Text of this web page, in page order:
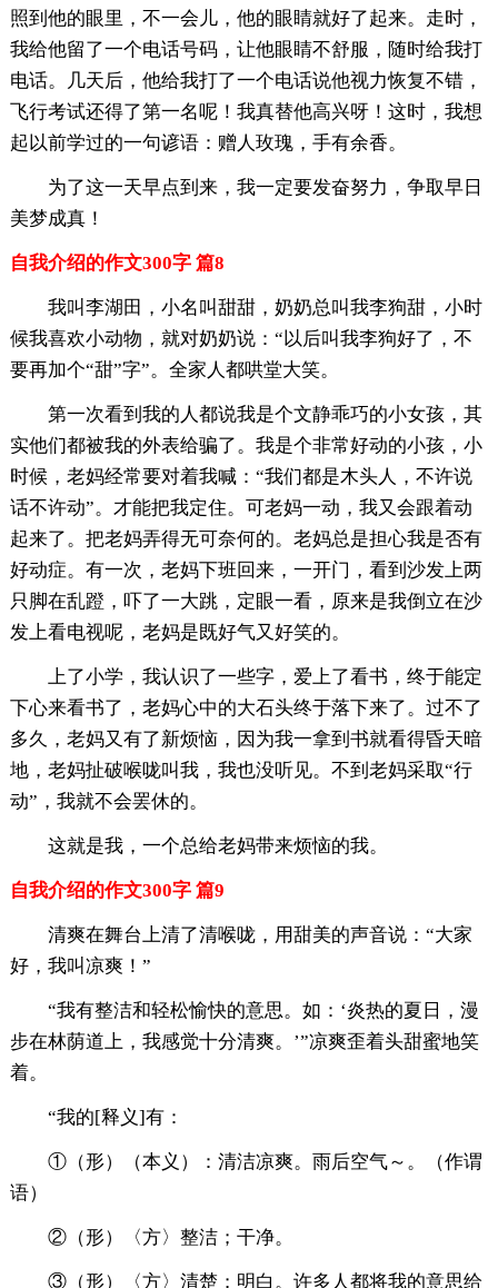
照到他的眼里，不一会儿，他的眼睛就好了起来。走时，
我给他留了一个电话号码，让他眼睛不舒服，随时给我打
电话。几天后，他给我打了一个电话说他视力恢复不错，
飞行考试还得了第一名呢！我真替他高兴呀！这时，我想
起以前学过的一句谚语：赠人玫瑰，手有余香。
为了这一天早点到来，我一定要发奋努力，争取早日
美梦成真！
自我介绍的作文300字 篇8
我叫李湖田，小名叫甜甜，奶奶总叫我李狗甜，小时
候我喜欢小动物，就对奶奶说：“以后叫我李狗好了，不
要再加个“甜”字”。全家人都哄堂大笑。
第一次看到我的人都说我是个文静乖巧的小女孩，其
实他们都被我的外表给骗了。我是个非常好动的小孩，小
时候，老妈经常要对着我喊：“我们都是木头人，不许说
话不许动”。才能把我定住。可老妈一动，我又会跟着动
起来了。把老妈弄得无可奈何的。老妈总是担心我是否有
好动症。有一次，老妈下班回来，一开门，看到沙发上两
只脚在乱蹬，吓了一大跳，定眼一看，原来是我倒立在沙
发上看电视呢，老妈是既好气又好笑的。
上了小学，我认识了一些字，爱上了看书，终于能定
下心来看书了，老妈心中的大石头终于落下来了。过不了
多久，老妈又有了新烦恼，因为我一拿到书就看得昏天暗
地，老妈扯破喉咙叫我，我也没听见。不到老妈采取“行
动”，我就不会罢休的。
这就是我，一个总给老妈带来烦恼的我。
自我介绍的作文300字 篇9
清爽在舞台上清了清喉咙，用甜美的声音说：“大家
好，我叫凉爽！”
“我有整洁和轻松愉快的意思。如：‘炎热的夏日，漫
步在林荫道上，我感觉十分清爽。’”凉爽歪着头甜蜜地笑
着。
“我的[释义]有：
①（形）（本义）：清洁凉爽。雨后空气～。（作谓
语）
②（形）〈方〉整洁；干净。
③（形）〈方〉清楚；明白。许多人都将我的意思给